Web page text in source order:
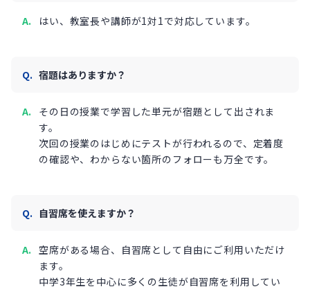
はい、教室長や講師が1対1で対応しています。
宿題はありますか？
その日の授業で学習した単元が宿題として出されま
す。
次回の授業のはじめにテストが行われるので、定着度
の確認や、わからない箇所のフォローも万全です。
自習席を使えますか？
空席がある場合、自習席として自由にご利用いただけ
ます。
中学3年生を中心に多くの生徒が自習席を利用してい